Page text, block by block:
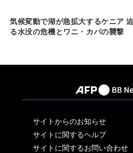
気候変動で湖が急拡大するケニア 迫
る水没の危機とワニ・カバの襲撃
サイトからのお知らせ
サイトに関するヘルプ
サイトに関するお問い合わせ